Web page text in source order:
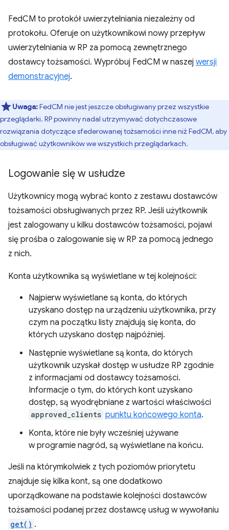
FedCM to protokół uwierzytelniania niezależny od
protokołu. Oferuje on użytkownikowi nowy przepływ
uwierzytelniania w RP za pomocą zewnętrznego
dostawcy tożsamości. Wypróbuj FedCM w naszej wersji
demonstracyjnej.
Uwaga:FedCM nie jest jeszcze obsługiwany przez wszystkie
przeglądarki. RP powinny nadal utrzymywać dotychczasowe
rozwiązania dotyczące sfederowanej tożsamości inne niż FedCM, aby
obsługiwać użytkowników we wszystkich przeglądarkach.
Logowanie się w usłudze
Użytkownicy mogą wybrać konto z zestawu dostawców
tożsamości obsługiwanych przez RP. Jeśli użytkownik
jest zalogowany u kilku dostawców tożsamości, pojawi
się prośba o zalogowanie się w RP za pomocą jednego
z nich.
Konta użytkownika są wyświetlane w tej kolejności:
Najpierw wyświetlane są konta, do których
uzyskano dostęp na urządzeniu użytkownika, przy
czym na początku listy znajdują się konta, do
których uzyskano dostęp najpóźniej.
Następnie wyświetlane są konta, do których
użytkownik uzyskał dostęp w usłudze RP zgodnie
z informacjami od dostawcy tożsamości.
Informacje o tym, do których kont uzyskano
dostęp, są wyodrębniane z wartości właściwości
approved_clients punktu końcowego konta.
Konta, które nie były wcześniej używane
w programie nagród, są wyświetlane na końcu.
Jeśli na którymkolwiek z tych poziomów priorytetu
znajduje się kilka kont, są one dodatkowo
uporządkowane na podstawie kolejności dostawców
tożsamości podanej przez dostawcę usług w wywołaniu
get() .